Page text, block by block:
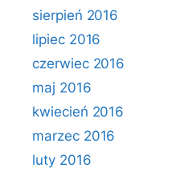
sierpień 2016
lipiec 2016
czerwiec 2016
maj 2016
kwiecień 2016
marzec 2016
luty 2016